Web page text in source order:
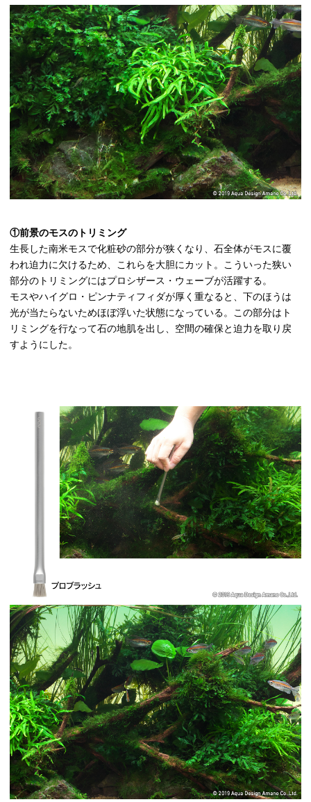
①前景のモスのトリミング
生長した南米モスで化粧砂の部分が狭くなり、石全体がモスに覆
われ迫力に欠けるため、これらを大胆にカット。こういった狭い
部分のトリミングにはプロシザース・ウェーブが活躍する。
モスやハイグロ・ピンナティフィダが厚く重なると、下のほうは
光が当たらないためほぼ浮いた状態になっている。この部分はト
リミングを行なって石の地肌を出し、空間の確保と迫力を取り戻
すようにした。